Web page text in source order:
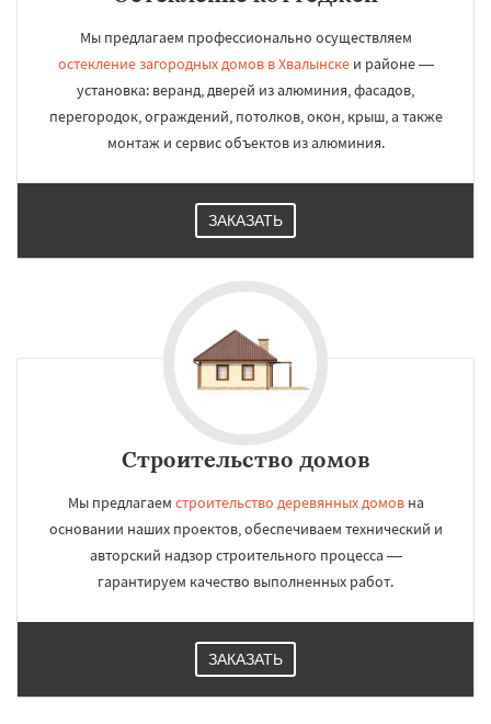
Мы предлагаем профессионально осуществляем
остекление загородных домов в Хвалынскеи районе —
установка: веранд, дверей из алюминия, фасадов,
перегородок, ограждений, потолков, окон, крыш, а также
монтаж и сервис объектов из алюминия.
ЗАКАЗАТЬ
Строительство домов
Мы предлагаем строительство деревянных домовна
основании наших проектов, обеспечиваем технический и
авторский надзор строительного процесса —
гарантируем качество выполненных работ.
ЗАКАЗАТЬ